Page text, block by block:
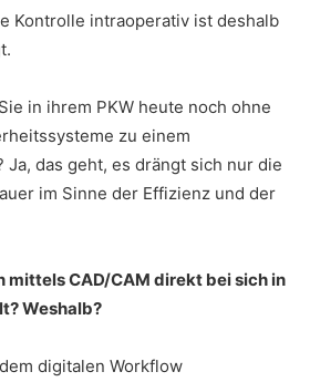
Kontrolle intraoperativ ist deshalb
in ihrem PKW heute noch ohne
zu einem
Ja, das geht, es drängt sich nur die
im Sinne der Effizienz und der
mittels CAD/CAM direkt bei sich in
Weshalb?
digitalen Workflow